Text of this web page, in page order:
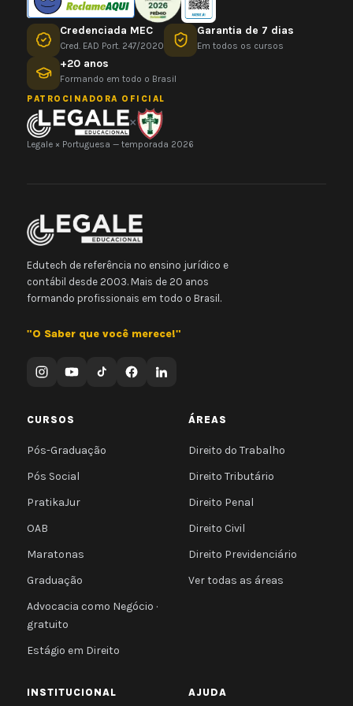
Credenciada MEC
Cred. EAD Port. 247/2020
Garantia de 7 dias
Em todos os cursos
+20 anos
Formando em todo o Brasil
PATROCINADORA OFICIAL
×
Legale × Portuguesa — temporada 2026
Edutech de referência no ensino jurídico e
contábil desde 2003. Mais de 20 anos
formando profissionais em todo o Brasil.
"O Saber que você merece!"
CURSOS
Pós-Graduação
Pós Social
PratikaJur
OAB
Maratonas
Graduação
Advocacia como Negócio ·
gratuito
Estágio em Direito
ÁREAS
Direito do Trabalho
Direito Tributário
Direito Penal
Direito Civil
Direito Previdenciário
Ver todas as áreas
INSTITUCIONAL AJUDA